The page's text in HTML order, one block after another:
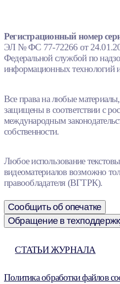
Регистрационный номер
ЭЛ № ФС 77-72266 от
Федеральной службой по
информационных технологий
Все права на любые
защищены в соответствии с
международным
собственности.
Любое использование
видеоматериалов возможно
правообладателя (ВГТРК).
Сообщить об опечатке
Обращение в
СТАТЬИ ЖУРНАЛА
Политика обработки файлов